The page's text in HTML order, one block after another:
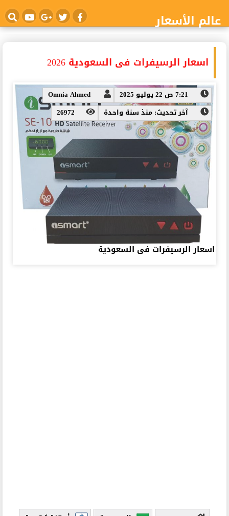
عالم الأسعار
اسعار الرسيفرات فى السعودية 2026
7:21 ص 22 يوليو 2025
Omnia Ahmed
آخر تحديث: منذ سنة واحدة
26972
اسعار الرسيفرات فى السعودية